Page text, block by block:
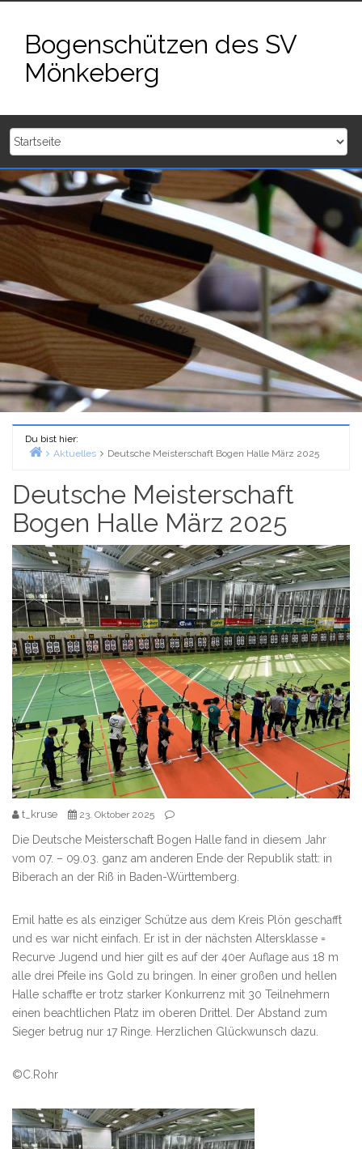
springenBogenschützen des SV
Mönkeberg
Du bist hier:
Aktuelles Deutsche Meisterschaft Bogen Halle März 2025
Deutsche Meisterschaft
Bogen Halle März 2025
t_kruse 23. Oktober 2025
Die Deutsche Meisterschaft Bogen Halle fand in diesem Jahr
vom 07. – 09.03. ganz am anderen Ende der Republik statt: in
Biberach an der Riß in Baden-Württemberg.
Emil hatte es als einziger Schütze aus dem Kreis Plön geschafft
und es war nicht einfach. Er ist in der nächsten Altersklasse =
Recurve Jugend und hier gilt es auf der 40er Auflage aus 18 m
alle drei Pfeile ins Gold zu bringen. In einer großen und hellen
Halle schaffte er trotz starker Konkurrenz mit 30 Teilnehmern
einen beachtlichen Platz im oberen Drittel. Der Abstand zum
Sieger betrug nur 17 Ringe. Herzlichen Glückwunsch dazu.
©C.Rohr